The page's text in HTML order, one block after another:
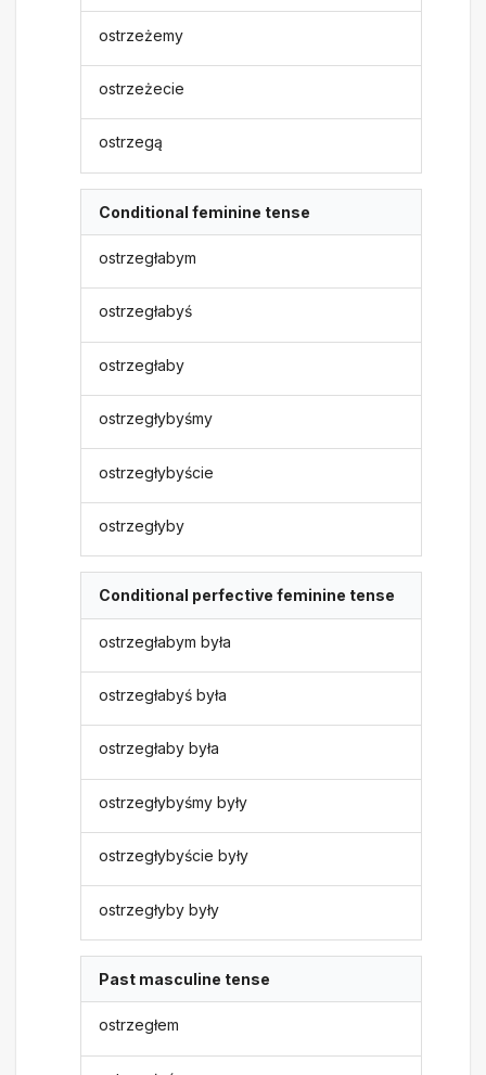
ostrzeżemy
ostrzeżecie
ostrzegą
Conditional feminine tense
ostrzegłabym
ostrzegłabyś
ostrzegłaby
ostrzegłybyśmy
ostrzegłybyście
ostrzegłyby
Conditional perfective feminine tense
ostrzegłabym była
ostrzegłabyś była
ostrzegłaby była
ostrzegłybyśmy były
ostrzegłybyście były
ostrzegłyby były
Past masculine tense
ostrzegłem